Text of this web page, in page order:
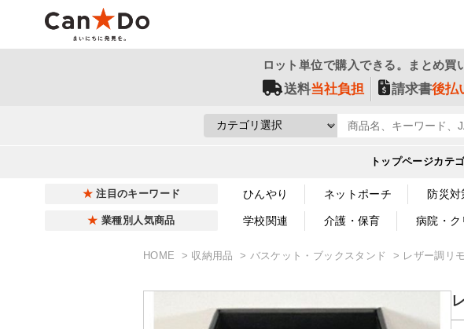
ロット単位で購入できる。まとめ買
送料当社負担 請求書後払
トップページカテ
注目のキーワード ひんやり ネットポーチ 防災対
業種別人気商品 学校関連 介護・保育 病院・ク
HOME 収納用品 バスケット・ブックスタンド レザー調リ